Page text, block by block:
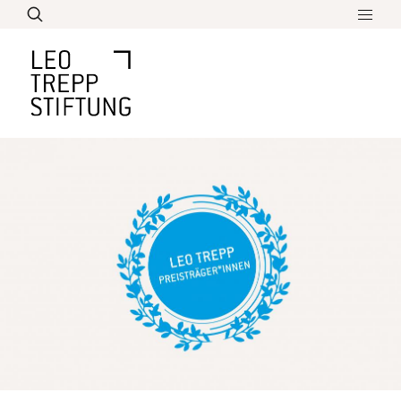
Direkt
Die Aufgabe und Themenschwerpunkte
Ideen und Hilfen
Arbeitsmethoden und Formate
Jury für den Preis